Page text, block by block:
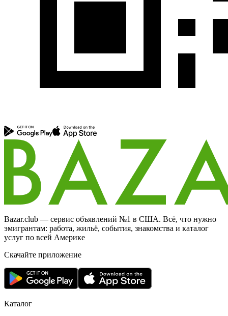
Bazar.club — сервис объявлений №1 в США. Всё, что нужно
эмигрантам: работа, жильё, события, знакомства и каталог
услуг по всей Америке
Скачайте приложение
Каталог